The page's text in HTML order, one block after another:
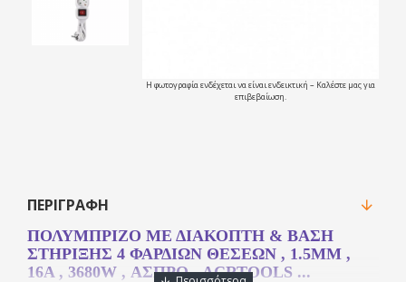
Η φωτογραφία ενδέχεται να είναι ενδεικτική – Καλέστε μας για
επιβεβαίωση.
ΠΕΡΙΓΡΑΦΉ
ΠΟΛΥΜΠΡΙΖΟ ΜΕ ΔΙΑΚΌΠΤΗ & ΒΆΣΗ
ΣΤΉΡΙΞΗΣ 4 ΦΑΡΔΙΏΝ ΘΈΣΕΩΝ , 1.5MM ,
16A , 3680W , ΑΣΠΡΟ , ACRTOOLS ...